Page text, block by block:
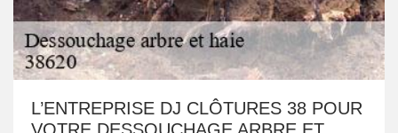
L’ENTREPRISE DJ CLÔTURES 38 POUR